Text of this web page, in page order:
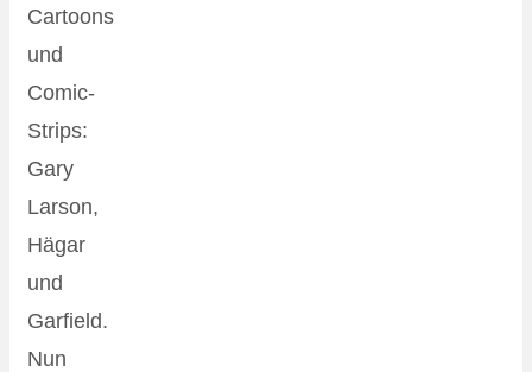
Cartoons
und
Comic-
Strips:
Gary
Larson,
Hägar
und
Garfield.
Nun